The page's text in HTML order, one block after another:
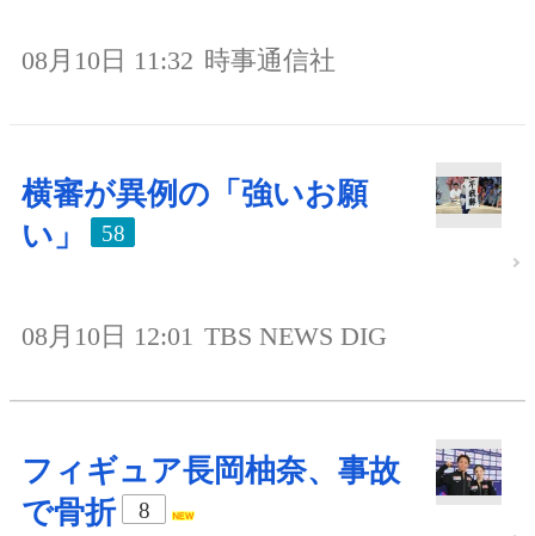
08月10日 11:32 時事通信社
横審が異例の「強いお願
い」
58
08月10日 12:01 TBS NEWS DIG
フィギュア長岡柚奈、事故
で骨折
8